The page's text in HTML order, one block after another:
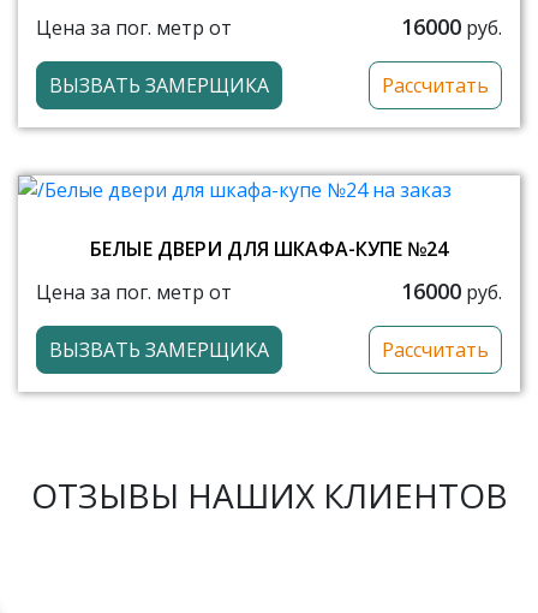
Цена за пог. метр от
16000 руб.
ВЫЗВАТЬ ЗАМЕРЩИКА Рассчитать
БЕЛЫЕ ДВЕРИ ДЛЯ ШКАФА-КУПЕ №24
Цена за пог. метр от
16000 руб.
ВЫЗВАТЬ ЗАМЕРЩИКА Рассчитать
ОТЗЫВЫ НАШИХ КЛИЕНТОВ